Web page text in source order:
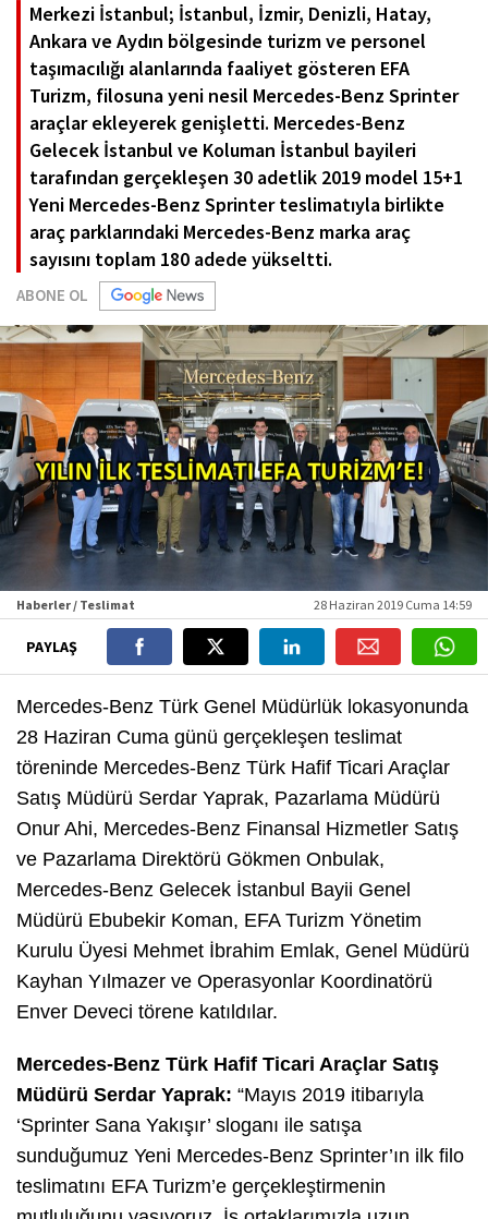
Merkezi İstanbul; İstanbul, İzmir, Denizli, Hatay,
Ankara ve Aydın bölgesinde turizm ve personel
taşımacılığı alanlarında faaliyet gösteren EFA
Turizm, filosuna yeni nesil Mercedes-Benz Sprinter
araçlar ekleyerek genişletti. Mercedes-Benz
Gelecek İstanbul ve Koluman İstanbul bayileri
tarafından gerçekleşen 30 adetlik 2019 model 15+1
Yeni Mercedes-Benz Sprinter teslimatıyla birlikte
araç parklarındaki Mercedes-Benz marka araç
sayısını toplam 180 adede yükseltti.
ABONE OL
Haberler / Teslimat 28 Haziran 2019 Cuma 14:59
PAYLAŞ
Mercedes-Benz Türk Genel Müdürlük lokasyonunda
28 Haziran Cuma günü gerçekleşen teslimat
töreninde Mercedes-Benz Türk Hafif Ticari Araçlar
Satış Müdürü Serdar Yaprak, Pazarlama Müdürü
Onur Ahi, Mercedes-Benz Finansal Hizmetler Satış
ve Pazarlama Direktörü Gökmen Onbulak,
Mercedes-Benz Gelecek İstanbul Bayii Genel
Müdürü Ebubekir Koman, EFA Turizm Yönetim
Kurulu Üyesi Mehmet İbrahim Emlak, Genel Müdürü
Kayhan Yılmazer ve Operasyonlar Koordinatörü
Enver Deveci törene katıldılar.
Mercedes-Benz Türk Hafif Ticari Araçlar Satış
Müdürü Serdar Yaprak: “Mayıs 2019 itibarıyla
‘Sprinter Sana Yakışır’ sloganı ile satışa
sunduğumuz Yeni Mercedes-Benz Sprinter’ın ilk filo
teslimatını EFA Turizm’e gerçekleştirmenin